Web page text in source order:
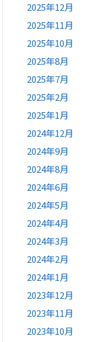
2025年12月
2025年11月
2025年10月
2025年8月
2025年7月
2025年2月
2025年1月
2024年12月
2024年9月
2024年8月
2024年6月
2024年5月
2024年4月
2024年3月
2024年2月
2024年1月
2023年12月
2023年11月
2023年10月